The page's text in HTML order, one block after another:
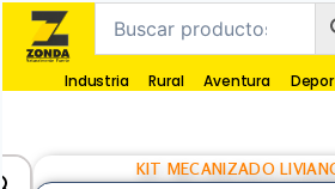
Industria Rural Aventura
KIT MECANIZADO